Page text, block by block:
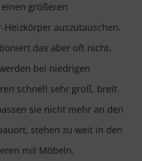
größeren
auszutauschen.
das aber oft nicht.
bei niedrigen
schnell sehr groß, breit
sie nicht mehr an den
stehen zu weit in den
mit Möbeln,